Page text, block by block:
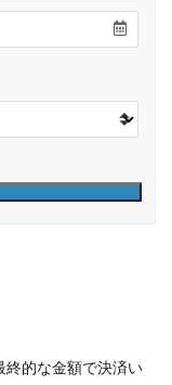
終的な金額で決済い